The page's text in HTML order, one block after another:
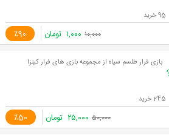
٪90 ۱۰,۰۰۰ ۱,۰۰۰ تومان
بازی فرار طلسم سیاه از مجموعه بازی های فرار کینزا
٪50 ۵۰,۰۰۰ ۲۵,۰۰۰ تومان